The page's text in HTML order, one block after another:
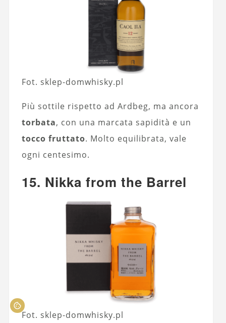
Fot. sklep-domwhisky.pl
Più sottile rispetto ad Ardbeg, ma ancora
torbata, con una marcata sapidità e un
tocco fruttato. Molto equilibrata, vale
ogni centesimo.
15. Nikka from the Barrel
Fot. sklep-domwhisky.pl